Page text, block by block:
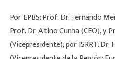
Por EPBS: Prof. Dr. Fernando
Prof. Dr. Altino Cunha (CEO), y
(Vicepresidente); por ISRRT: Dr.